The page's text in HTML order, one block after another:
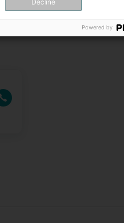
Decline
Powered by